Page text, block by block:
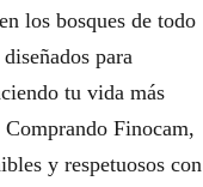
los bosques de todo
para
tu vida más
Finocam,
y respetuosos con